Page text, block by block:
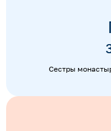
Сестры